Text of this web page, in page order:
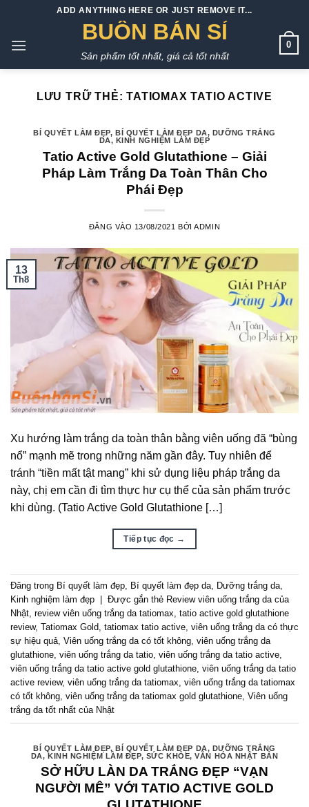
nội
ADD ANYTHING HERE OR JUST REMOVE IT...
BUÔN BÁN SỈ
Sản phẩm tốt nhất, giá cả tốt nhất
0
LƯU TRỮ THẺ:TATIOMAX TATIO ACTIVE
BÍ QUYẾT LÀM ĐẸP,BÍ QUYẾT LÀM ĐẸP DA, DƯỠNG TRẮNG
DA, KINH NGHIỆM LÀM ĐẸP
Tatio Active Gold Glutathione – Giải
Pháp Làm Trắng Da Toàn Thân Cho
Phái Đẹp
ĐĂNG VÀO 13/08/2021 BỞIADMIN
13
Th8
Xu hướng làm trắng da toàn thân bằng viên uống đã “bùng
nổ” mạnh mẽ trong những năm gần đây. Tuy nhiên để
tránh “tiền mất tật mang” khi sử dụng liệu pháp trắng da
này, chị em cần đi tìm thực hư cụ thể của sản phẩm trước
khi dùng. (Tatio Active Gold Glutathione […]
Tiếp tục đọc →
Đăng trong Bí quyết làm đẹp, Bí quyết làm đẹp da, Dưỡng trắng da,
Kinh nghiệm làm đẹp
Được gắn thẻ Review viên uống trắng da của
Nhật, review viên uống trắng da tatiomax, tatio active gold glutathione
review, Tatiomax Gold, tatiomax tatio active, viên uống trắng da có thực
sự hiệu quả, Viên uống trắng da có tốt không, viên uống trắng da
glutathione, viên uống trắng da tatio, viên uống trắng da tatio active,
viên uống trắng da tatio active gold glutathione, viên uống trắng da tatio
active review, viên uống trắng da tatiomax, viên uống trắng da tatiomax
có tốt không, viên uống trắng da tatiomax gold glutathione, Viên uống
trắng da tốt nhất của Nhật
BÍ QUYẾT LÀM ĐẸP,BÍ QUYẾT LÀM ĐẸP DA, DƯỠNG TRẮNG
DA, KINH NGHIỆM LÀM ĐẸP, SỨC KHỎE,VĂN HÓA NHẬT BẢN
SỞ HỮU LÀN DA TRẮNG ĐẸP “VẠN
NGƯỜI MÊ” VỚI TATIO ACTIVE GOLD